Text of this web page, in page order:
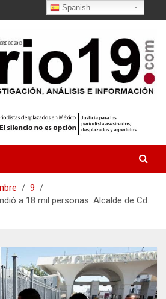
9
a 18 mil personas: Alcalde de Cd.
Spanish